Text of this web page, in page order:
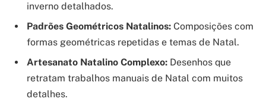
inverno detalhados.
Padrões Geométricos Natalinos: Composições com
formas geométricas repetidas e temas de Natal.
Artesanato Natalino Complexo: Desenhos que
retratam trabalhos manuais de Natal com muitos
detalhes.